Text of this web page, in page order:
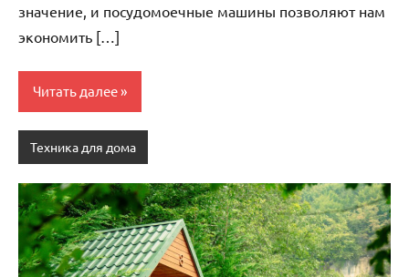
значение, и посудомоечные машины позволяют нам
экономить […]
Читать далее
Техника для дома